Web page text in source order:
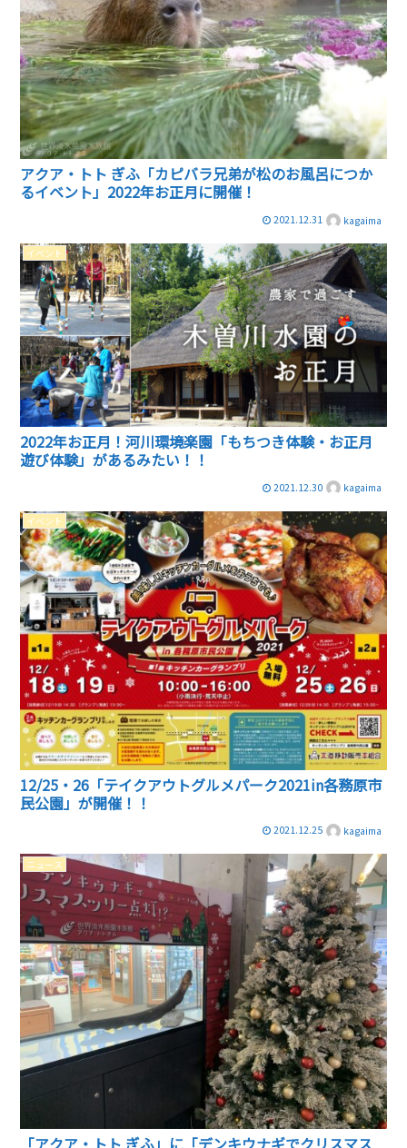
アクア・トト ぎふ「カピバラ兄弟が松のお風呂につか
るイベント」2022年お正月に開催！
2021.12.31 kagaima
イベント
2022年お正月！河川環境楽園「もちつき体験・お正月
遊び体験」があるみたい！！
2021.12.30 kagaima
イベント
12/25・26「テイクアウトグルメパーク2021in各務原市
民公園」が開催！！
2021.12.25 kagaima
ニュース
「アクア・トト ぎふ」に「デンキウナギでクリスマス